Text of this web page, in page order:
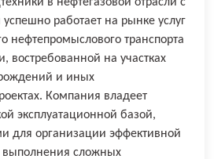
работает на рынке услуг
нефтепромыслового транспорта
востребованной на участках
и иных
Компания владеет
эксплуатационной базой,
для организации эффективной
выполнения сложных